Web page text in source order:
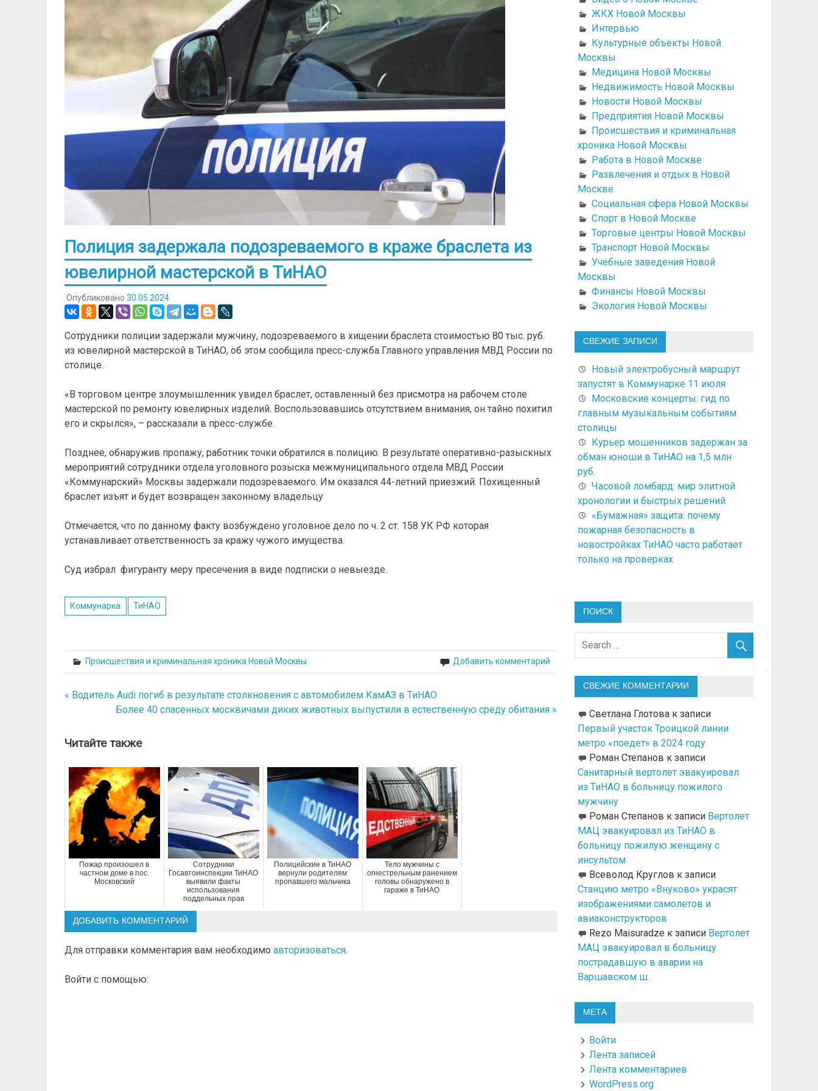
Полиция задержала подозреваемого в краже браслета из
ювелирной мастерской в ТиНАО
Опубликовано 30.05.2024
Сотрудники полиции задержали мужчину, подозреваемого в хищении браслета стоимостью 80 тыс. руб.
из ювелирной мастерской в ТиНАО, об этом сообщила пресс-служба Главного управления МВД России по
столице.
«В торговом центре злоумышленник увидел браслет, оставленный без присмотра на рабочем столе
мастерской по ремонту ювелирных изделий. Воспользовавшись отсутствием внимания, он тайно похитил
его и скрылся», – рассказали в пресс-службе.
Позднее, обнаружив пропажу, работник точки обратился в полицию. В результате оперативно-разыскных
мероприятий сотрудники отдела уголовного розыска межмуниципального отдела МВД России
«Коммунарский» Москвы задержали подозреваемого. Им оказался 44-летний приезжий. Похищенный
браслет изъят и будет возвращен законному владельцу
Отмечается, что по данному факту возбуждено уголовное дело по ч. 2 ст. 158 УК РФ которая
устанавливает ответственность за кражу чужого имущества.
Суд избрал фигуранту меру пресечения в виде подписки о невыезде.
Коммунарка ТиНАО
Происшествия и криминальная хроника Новой Москвы Добавить комментарий
Навигация
записям
« Водитель Audi погиб в результате столкновения с автомобилем КамАЗ в ТиНАО
Более 40 спасенных москвичами диких животных выпустили в естественную среду обитания »
Читайте также
Пожар произошел в
частном доме в пос.
Московский
Сотрудники
Госавтоинспекции ТиНАО
выявили факты
использования
поддельных прав
Полицейские в ТиНАО
вернули родителям
пропавшего мальчика
Тело мужчины с
огнестрельным ранением
головы обнаружено в
гараже в ТиНАО
ДОБАВИТЬ КОММЕНТАРИЙ
Для отправки комментария вам необходимо авторизоваться.
Войти с помощью:
ЖКХ Новой Москвы
Интервью
Культурные объекты Новой
Москвы
Медицина Новой Москвы
Недвижимость Новой Москвы
Новости Новой Москвы
Предприятия Новой Москвы
Происшествия и криминальная
хроника Новой Москвы
Работа в Новой Москве
Развлечения и отдых в Новой
Москве
Социальная сфера Новой Москвы
Спорт в Новой Москве
Торговые центры Новой Москвы
Транспорт Новой Москвы
Учебные заведения Новой
Москвы
Финансы Новой Москвы
Экология Новой Москвы
СВЕЖИЕ ЗАПИСИ
Новый электробусный маршрут
запустят в Коммунарке 11 июля
Московские концерты: гид по
главным музыкальным событиям
столицы
Курьер мошенников задержан за
обман юноши в ТиНАО на 1,5 млн
руб.
Часовой ломбард: мир элитной
хронологии и быстрых решений
«Бумажная» защита: почему
пожарная безопасность в
новостройках ТиНАО часто работает
только на проверках
ПОИСК
СВЕЖИЕ КОММЕНТАРИИ
Светлана Глотовак записи
Первый участок Троицкой линии
метро «поедет» в 2024 году
Роман Степанов к записи
Санитарный вертолет эвакуировал
из ТиНАО в больницу пожилого
мужчину
Роман Степанов к записи Вертолет
МАЦ эвакуировал из ТиНАО в
больницу пожилую женщину с
инсультом
Всеволод Круглов к записи
Станцию метро «Внуково» украсят
изображениями самолетов и
авиаконструкторов
Rezo Maisuradze к записи Вертолет
МАЦ эвакуировал в больницу
пострадавшую в аварии на
Варшавском ш.
МЕТА
Войти
Лента записей
Лента комментариев
WordPress.org